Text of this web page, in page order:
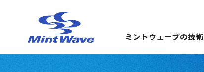
ミントウェーブの技術